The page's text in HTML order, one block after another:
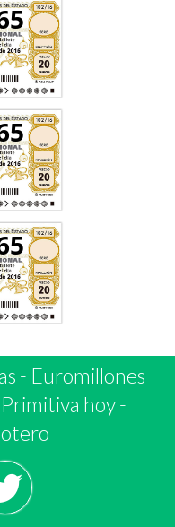
- Euromillones
Primitiva hoy-